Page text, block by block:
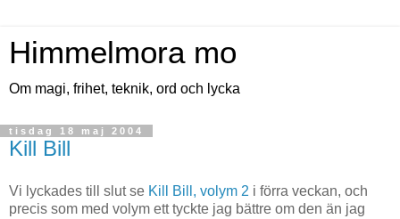
Himmelmora mo
Om magi, frihet, teknik, ord och lycka
tisdag 18 maj 2004
Kill Bill
Vi lyckades till slut se Kill Bill, volym 2 i förra veckan, och
precis som med volym ett tyckte jag bättre om den än jag